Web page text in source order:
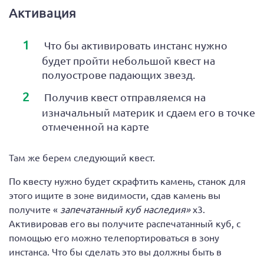
Активация
Что бы активировать инстанс нужно
будет пройти небольшой квест на
полуострове падающих звезд.
Получив квест отправляемся на
изначальный материк и сдаем его в точке
отмеченной на карте
Там же берем следующий квест.
По квесту нужно будет скрафтить камень, станок для
этого ищите в зоне видимости, сдав камень вы
получите « запечатанный куб наследия»х3.
Активировав его вы получите распечатанный куб, с
помощью его можно телепортироваться в зону
инстанса. Что бы сделать это вы должны быть в